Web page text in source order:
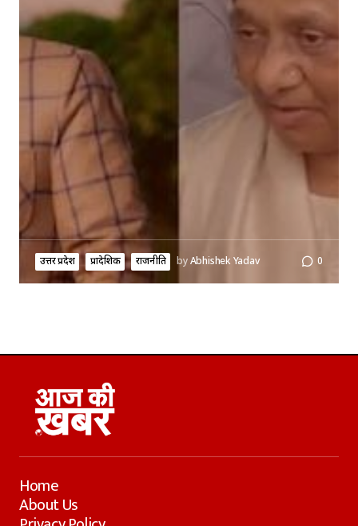
उत्तर प्रदेश प्रादेशिक राजनीति byAbhishek Yadav 0
Home
About Us